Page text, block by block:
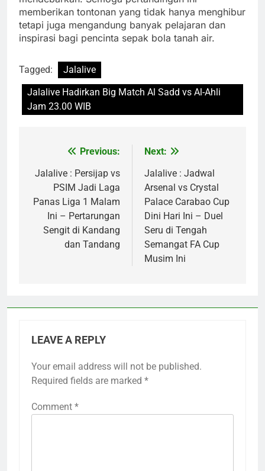
memberikan tontonan yang tidak hanya menghibur
tetapi juga mengandung banyak pelajaran dan
inspirasi bagi pencinta sepak bola tanah air.
Tagged:
Jalalive
Jalalive Hadirkan Big Match Al Sadd vs Al-Ahli
Jam 23.00 WIB
navigation
Previous:
Jalalive : Persijap vs
PSIM Jadi Laga
Panas Liga 1 Malam
Ini – Pertarungan
Sengit di Kandang
dan Tandang
Next:
Jalalive : Jadwal
Arsenal vs Crystal
Palace Carabao Cup
Dini Hari Ini – Duel
Seru di Tengah
Semangat FA Cup
Musim Ini
LEAVE A REPLY
Your email address will not be published.
Required fields are marked *
Comment *